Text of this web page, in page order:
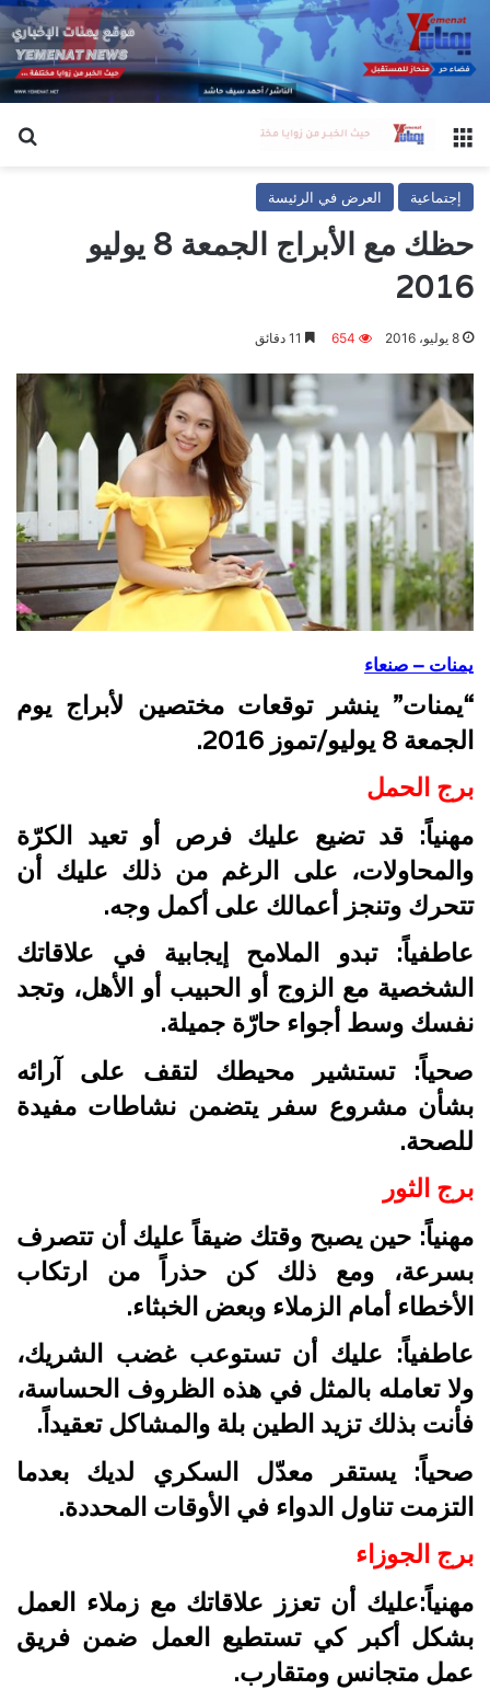
القائمة
إجتماعية العرض في الرئيسة
حظك مع الأبراج الجمعة 8 يوليو
2016
8 يوليو، 2016 654
يمنات – صنعاء
“يمنات” ينشر توقعات مختصين لأبراج يوم
الجمعة 8 يوليو/تموز 2016.
برج الحمل
مهنياً: قد تضيع عليك فرص أو تعيد الكرّة
والمحاولات، على الرغم من ذلك عليك أن
تتحرك وتنجز أعمالك على أكمل وجه.
عاطفياً: تبدو الملامح إيجابية في علاقاتك
الشخصية مع الزوج أو الحبيب أو الأهل، وتجد
نفسك وسط أجواء حارّة جميلة.
صحياً: تستشير محيطك لتقف على آرائه
بشأن مشروع سفر يتضمن نشاطات مفيدة
للصحة.
برج الثور
مهنياً: حين يصبح وقتك ضيقاً عليك أن تتصرف
بسرعة، ومع ذلك كن حذراً من ارتكاب
الأخطاء أمام الزملاء وبعض الخبثاء.
عاطفياً: عليك أن تستوعب غضب الشريك،
ولا تعامله بالمثل في هذه الظروف الحساسة،
فأنت بذلك تزيد الطين بلة والمشاكل تعقيداً.
صحياً: يستقر معدّل السكري لديك بعدما
التزمت تناول الدواء في الأوقات المحددة.
برج الجوزاء
مهنياً:عليك أن تعزز علاقاتك مع زملاء العمل
بشكل أكبر كي تستطيع العمل ضمن فريق
عمل متجانس ومتقارب.